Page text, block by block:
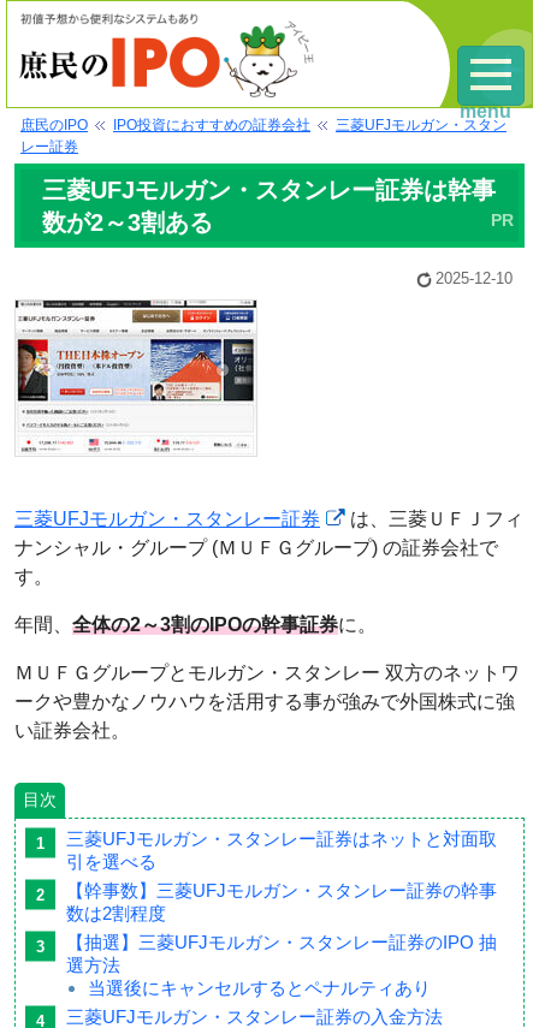
庶民のIPO IPO投資におすすめの証券会社
三菱UFJモルガン・スタン
レー証券
三菱UFJモルガン・スタンレー証券は幹事
数が2～3割ある
2025-12-10
三菱UFJモルガン・スタンレー証券
は、三菱ＵＦＪフィ
ナンシャル・グループ (ＭＵＦＧグループ) の証券会社で
す。
年間、 全体の2～3割のIPOの幹事証券に。
ＭＵＦＧグループとモルガン・スタンレー 双方のネットワ
ークや豊かなノウハウを活用する事が強みで外国株式に強
い証券会社。
目次
三菱UFJモルガン・スタンレー証券はネットと対面取
引を選べる
【幹事数】三菱UFJモルガン・スタンレー証券の幹事
数は2割程度
【抽選】三菱UFJモルガン・スタンレー証券のIPO 抽
選方法
当選後にキャンセルするとペナルティあり
三菱UFJモルガン・スタンレー証券の入金方法
menu